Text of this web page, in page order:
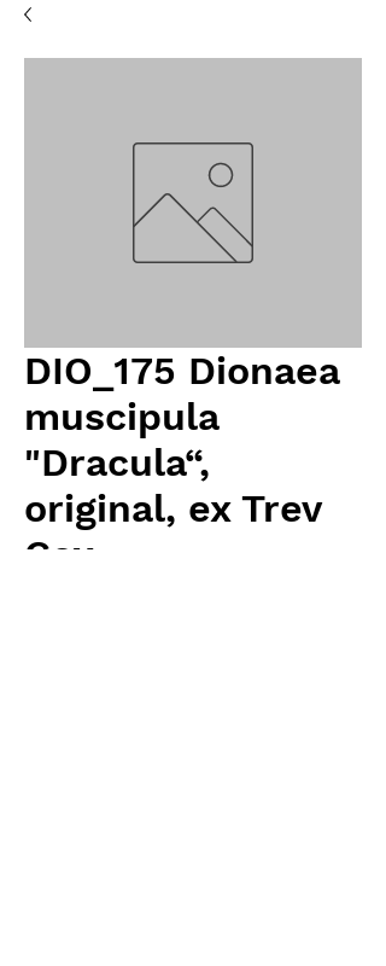
DIO_175 Dionaea
muscipula
"Dracula“,
original, ex Trev
Cox